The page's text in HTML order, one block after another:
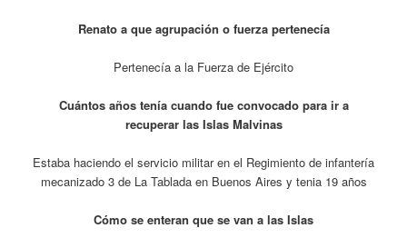
Renato a que agrupación o fuerza pertenecía
Pertenecía a la Fuerza de Ejército
Cuántos años tenía cuando fue convocado para ir a
recuperar las Islas Malvinas
Estaba haciendo el servicio militar en el Regimiento de infantería
mecanizado 3 de La Tablada en Buenos Aires y tenia 19 años
Cómo se enteran que se van a las Islas